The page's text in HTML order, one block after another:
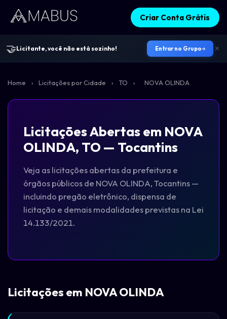
Criar Conta Grátis
🤝Licitante, você não está sozinho! Entrar no Grupo
Home › Licitações por Cidade › TO › NOVA OLINDA
Licitações Abertas em NOVA
OLINDA, TO — Tocantins
Veja as licitações abertas da prefeitura e
órgãos públicos de NOVA OLINDA, Tocantins —
incluindo pregão eletrônico, dispensa de
licitação e demais modalidades previstas na Lei
14.133/2021.
Licitações em NOVA OLINDA